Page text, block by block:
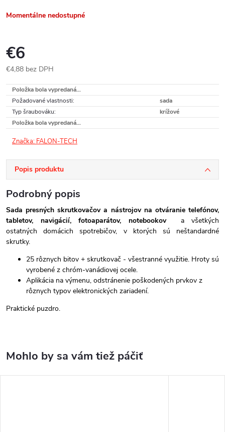
Momentálne nedostupné
€6
€4,88 bez DPH
cena:
Položka bola vypredaná…
Požadované vlastnosti:
sada
Typ šraubováku:
krížové
Položka bola vypredaná…
Značka: FALON-TECH
Popis produktu
Podrobný popis
Sada presných skrutkovačov a nástrojov na otváranie telefónov,
tabletov, navigácií, fotoaparátov, notebookova všetkých
ostatných domácich spotrebičov, v ktorých sú neštandardné
skrutky.
25 rôznych bitov + skrutkovač - všestranné využitie. Hroty sú
vyrobené z chróm-vanádiovej ocele.
Aplikácia na výmenu, odstránenie poškodených prvkov z
rôznych typov elektronických zariadení.
Praktické puzdro.